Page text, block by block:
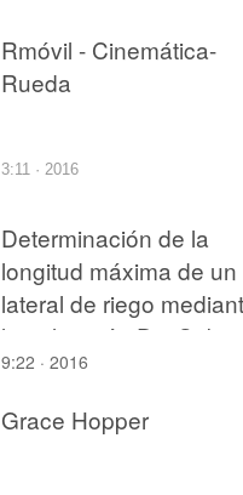
Rmóvil - Cinemática-
Rueda
3:11 · 2016
Determinación de la
longitud máxima de un
lateral de riego
la aplicación DimSub
9:22 · 2016
Grace Hopper